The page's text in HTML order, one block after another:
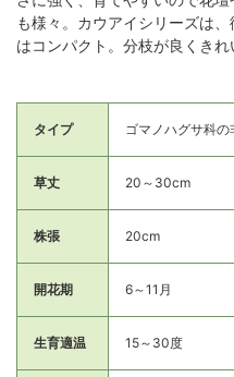
も様々。カウアイシリーズは
はコンパクト。分枝が良くきれ
タイプ ゴマノハグサ科の
草丈 20～30cm
株張 20cm
開花期 6～11月
生育適温 15～30度